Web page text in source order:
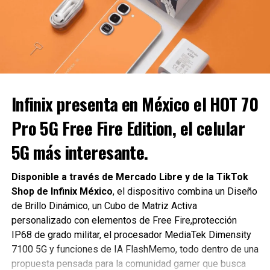
Belial resurge de las sombras en la nueva
temporada de Diablo IV
Carlos Notario
dispositivo que combina diseño icónico e innovación con
la emoción del torneo más importante del fútbol.
La tecnología en la a FIFA World Cup
26 Collection de Motorola
Más allá de su diseño icónico, el razr fold está pensado
para los aficionados que quieren estar cerca de cada
momento del partido
La pantalla externa de 6,6 pulgadas ofrece la facilidad de
un smartphone familiar para obtener actualizaciones
rápidas y resultados en directo, mientras que al
desplegarse se convierte en una pantalla LTPO 2K de 8,1
pulgadas ideal para ver los momentos más destacados de
los partidos y seguir el torneo sobre la marcha.
Infinix presenta en Méxicoel HOT 70
Pro 5G Free Fire Edition,el celular
5G más interesante.
Disponible a través de Mercado Libre y de la TikTok
Shop de Infinix México, el dispositivo combina un Diseño
de Brillo Dinámico, un Cubo de Matriz Activa
personalizado con elementos de Free Fire,protección
IP68 de grado militar, el procesador MediaTek Dimensity
7100 5G y funciones de IA FlashMemo, todo dentro de una
propuesta pensada para la comunidad gamer que busca